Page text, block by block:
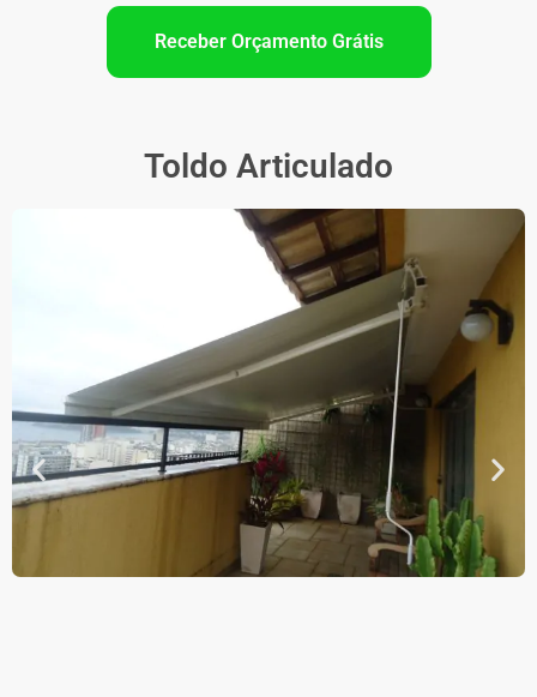
Receber Orçamento Grátis
Toldo Articulado